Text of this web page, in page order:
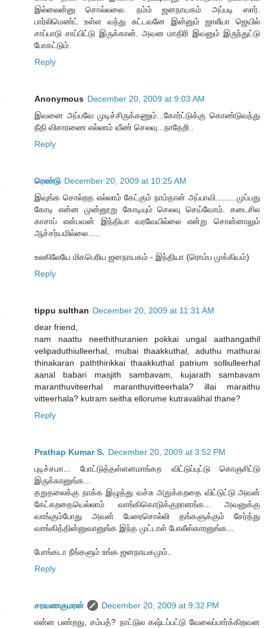
இல்லைன்னு சொல்லலை. நம்ம் ஜனநாயகம் அப்படி ஸார்.
பார்லிமெண்ட் உள்ள வந்து சுட்டவனே இன்னும் ஜாலீயா ஜெயில்
சாப்பாடு சாப்பிட்டு இருக்கான். அவன மாதிரி இவனும் இருந்துட்டு
போகட்டும்.
Reply
Anonymous December 20, 2009 at 9:03 AM
இவனை அப்பவே முடிச்சிருக்கணும்...கோர்ட்டுக்கு கொண்டுவந்து
நீதி விசாரணை எல்லாம் வீண் செலவு...நாதேறி..
Reply
ரெண்டு December 20, 2009 at 10:25 AM
இவுங்க சொல்றத எல்லாம் கேட்கும் நாம்தான் அப்பாவி.........முப்பது
கோடி என்ன முன்னூறு கோடியும் செலவு செய்வோம். கடைசில
காசாப் என்பவன் இந்தியா வரவேயில்லை என்று சொன்னாலும்
ஆச்சர்யமில்லை.....
உலகிலேயே மிகபெரிய ஜனநாயகம் - இந்தியா (ரொம்ப முக்கியம்)
Reply
tippu sulthan December 20, 2009 at 11:31 AM
dear friend,
nam naattu neethithuranien pokkai ungal aathangathil
velipaduthiulleerhal, mubai thaakkuthal, aduthu mathurai
thinakaran paththirikkai thaakkuthal patrium solliulleerhal
aanal babari masjith sambavam, kujarath sambavam
maranthuviteerhal maranthuvitteerhala? illai maraithu
vitteerhala? kutram seitha ellorume kutravalihal thane?
Reply
Prathap Kumar S. December 20, 2009 at 3:52 PM
புடிச்சமா... போட்டுத்தள்ளனமாங்கற விட்டுப்புட்டு கொஞசிட்டு
இருக்கானுங்க...
தறுதலைக்கு நாக்க இழுத்து வச்சு அறுக்கறதை விட்டுட்டு அவன்
கேட்கறதையெல்லாம் வாங்கிகொடுக்குறானங்க... அவனுக்கு
வாங்கும்போது அவன் பேரைசொல்லி தங்களுக்கும் சேர்த்து
வாங்கித்தின்னுவானுங்க இந்த முட்டாள் போலீஸ்காரனுங்க...
போங்கடா நீங்களும் உங்க ஜனநாயகமும்..
Reply
சரவணகுமரன்
December 20, 2009 at 9:32 PM
என்ன பண்றது, சம்பத்? நாட்டுல கஷ்டப்பட்டு வேலைப்பார்க்கிறவன